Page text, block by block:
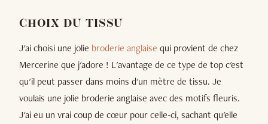
CHOIX DU TISSU
J'ai choisi une jolie broderie anglaise qui provient de chez
Mercerine que j'adore ! L'avantage de ce type de top c'est
qu'il peut passer dans moins d'un mètre de tissu. Je
voulais une jolie broderie anglaise avec des motifs fleuris.
J'ai eu un vrai coup de cœur pour celle-ci, sachant qu'elle